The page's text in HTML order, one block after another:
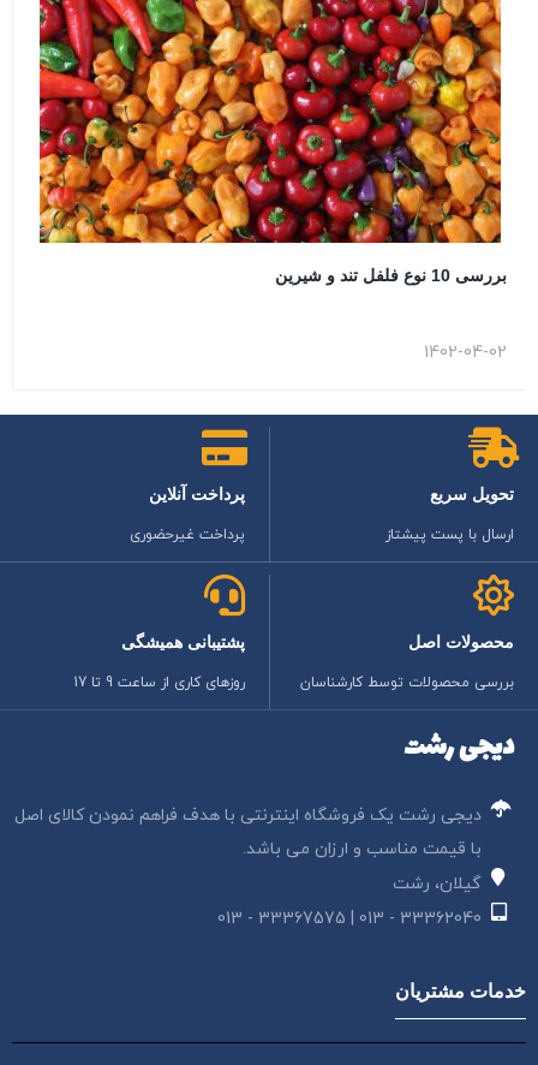
بررسی 10 نوع فلفل تند و شیرین
1402-04-02
تحویل سریع
ارسال با پست پیشتاز
پرداخت آنلاین
پرداخت غیرحضوری
محصولات اصل
بررسی محصولات توسط کارشناسان
پشتیبانی همیشگی
روزهای کاری از ساعت 9 تا 17
دیجی رشت
دیجی رشت یک فروشگاه اینترنتی با هدف فراهم نمودن کالای اصل
با قیمت مناسب و ارزان می باشد.
گیلان، رشت
33362040 - 013 | 33367575 - 013
خدمات مشتریان